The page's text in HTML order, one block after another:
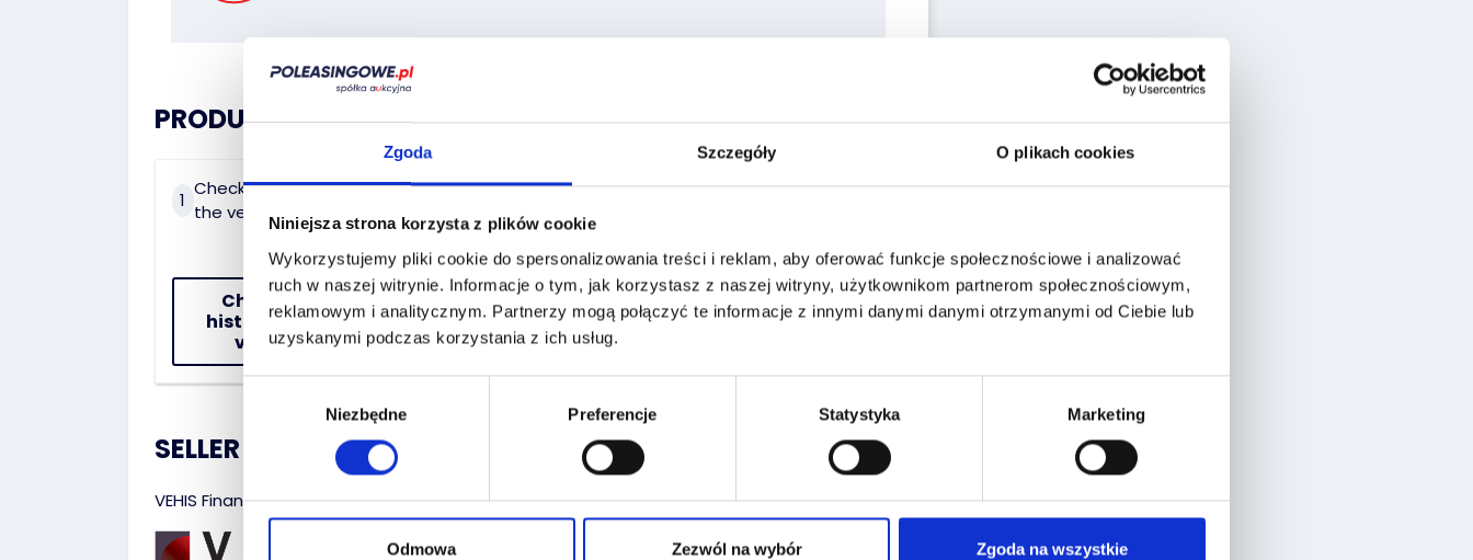
Zgoda Szczegóły O plikach cookies
Niniejsza strona korzysta z plików cookie
Wykorzystujemy pliki cookie do spersonalizowania treści i reklam, aby oferować funkcje społecznościowe i analizować
ruch w naszej witrynie. Informacje o tym, jak korzystasz z naszej witryny, użytkownikom partnerom społecznościowym,
reklamowym i analitycznym. Partnerzy mogą połączyć te informacje z innymi danymi danymi otrzymanymi od Ciebie lub
uzyskanymi podczas korzystania z ich usług.
Wybór
Niezbędne Preferencje Statystyka Marketing
Odmowa Zezwól na wybór Zgoda na wszystkie
PRODUCT HISTORY:
1
Check the history of
the vehicle
Check the
history of the
vehicle
On the historiapojazd.gov.pl website enter the
data:
Reg. No.:
PY5231L
VIN No.:
YARTDG6F0RMB96774
Date of first reg.:
SELLER :
VEHIS Finanse Sp. z o.o.
Localization:
Miękinia,
Aukcyjna 1